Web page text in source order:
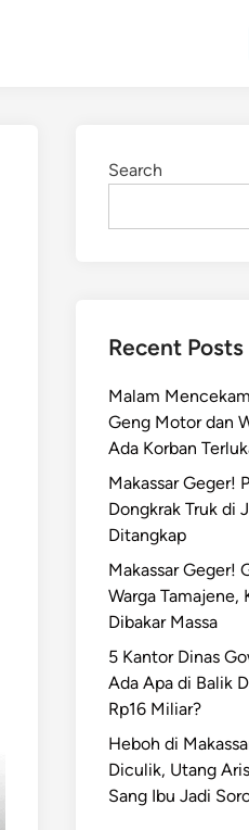
Search
Recent Posts
Malam
Geng Motor dan
Ada Korban
Makassar Geger!
Dongkrak Truk di
Ditangkap
Makassar Geger!
Warga Tamajene,
Dibakar Massa
5 Kantor Dinas
Ada Apa di Balik
Rp16 Miliar?
Heboh di
Diculik, Utang
Sang Ibu Jadi